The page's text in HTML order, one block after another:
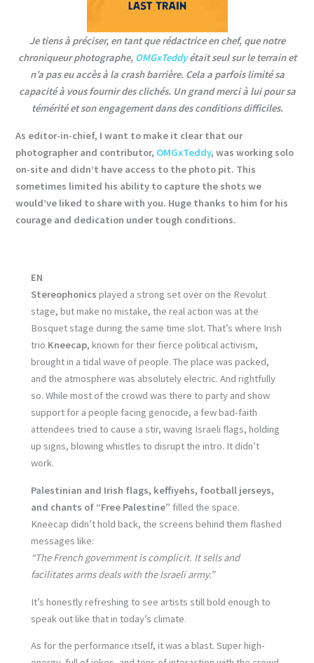
Je tiens à préciser, en tant que rédactrice en chef, que notre
chroniqueur photographe, OMGxTeddyétait seul sur le terrain et
n’a pas eu accès à la crash barrière. Cela a parfois limité sa
capacité à vous fournir des clichés. Un grand merci à lui pour sa
témérité et son engagement dans des conditions difficiles.
As editor-in-chief, I want to make it clear that our
photographer and contributor, OMGxTeddy, was working solo
on-site and didn’t have access to the photo pit. This
sometimes limited his ability to capture the shots we
would’ve liked to share with you. Huge thanks to him for his
courage and dedication under tough conditions.
EN
Stereophonics played a strong set over on the Revolut
stage, but make no mistake, the real action was at the
Bosquet stage during the same time slot. That’s where Irish
trio Kneecap, known for their fierce political activism,
brought in a tidal wave of people. The place was packed,
and the atmosphere was absolutely electric. And rightfully
so. While most of the crowd was there to party and show
support for a people facing genocide, a few bad-faith
attendees tried to cause a stir, waving Israeli flags, holding
up signs, blowing whistles to disrupt the intro. It didn’t
work.
Palestinian and Irish flags, keffiyehs, football jerseys,
and chants of “Free Palestine” filled the space.
Kneecap didn’t hold back, the screens behind them flashed
messages like:
“The French government is complicit. It sells and
facilitates arms deals with the Israeli army.”
It’s honestly refreshing to see artists still bold enough to
speak out like that in today’s climate.
As for the performance itself, it was a blast. Super high-